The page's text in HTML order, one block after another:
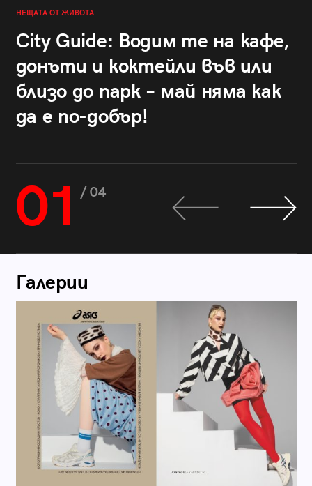
НЕЩАТА ОТ ЖИВОТА
City Guide: Водим те на кафе,
донъти и коктейли във или
близо до парк – май няма как
да е по-добър!
01 / 04
Галерии